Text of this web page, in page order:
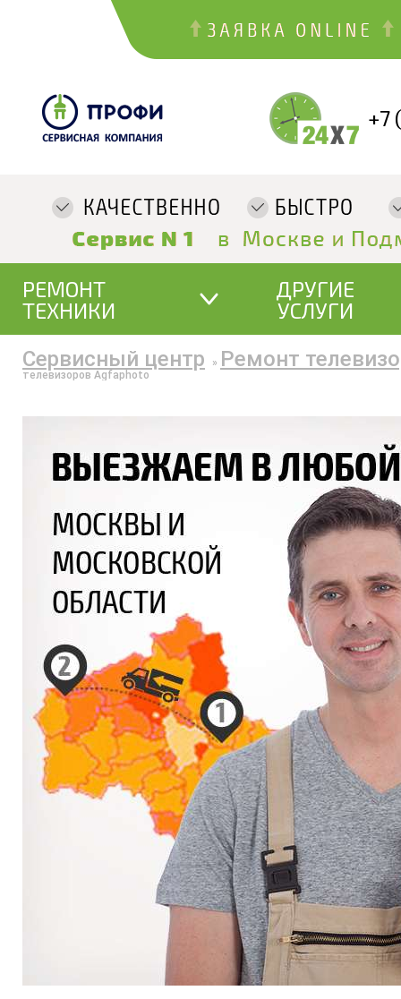
+7
РЕМОНТ
ТЕХНИКИ
ДРУГИЕ
УСЛУГИ
Сервисный центр » Ремонт
телевизоров Agfaphoto